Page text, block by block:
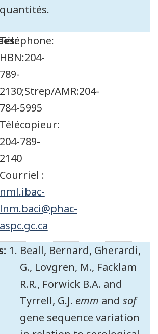
quantités.
HBN:204-
789-
2130;Strep/AMR:204-
784-5995
Télécopieur:
204-789-
2140
Courriel :
nml.ibac-
lnm.baci@phac-
aspc.gc.ca
Beall, Bernard, Gherardi,
G., Lovgren, M., Facklam
R.R., Forwick B.A. and
Tyrrell, G.J. emm and sof
gene sequence variation